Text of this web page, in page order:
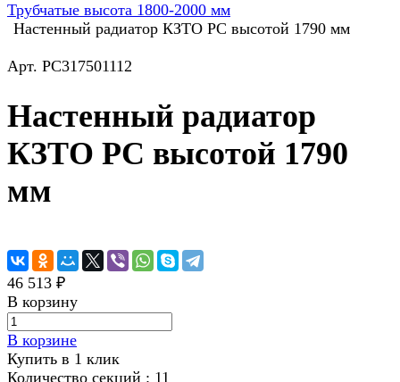
Трубчатые высота 1800-2000 мм
Настенный радиатор КЗТО РС высотой 1790 мм
Арт. РС317501112
Настенный радиатор
КЗТО РС высотой 1790
мм
46 513 ₽
В корзину
В корзине
Купить в 1 клик
Количество секций : 11